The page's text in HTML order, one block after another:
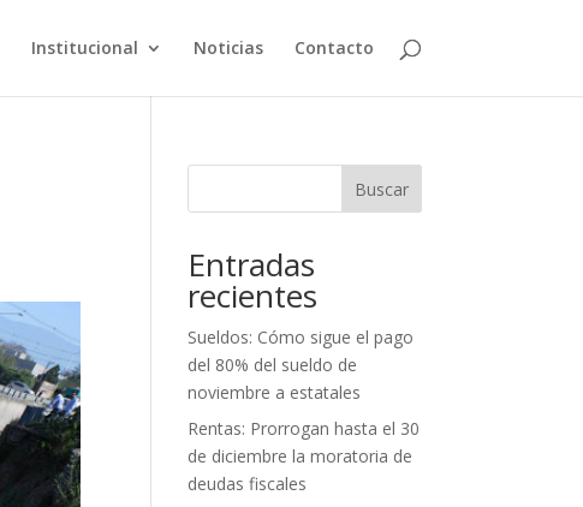
Institucional Noticias Contacto
Buscar
Entradas
recientes
Sueldos: Cómo sigue el pago
del 80% del sueldo de
noviembre a estatales
Rentas: Prorrogan hasta el 30
de diciembre la moratoria de
deudas fiscales